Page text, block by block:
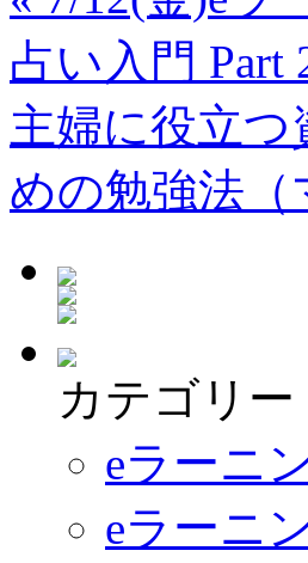
占い入門 Part
主婦に役立つ
めの勉強法
カテゴリー
eラーニ
eラーニ